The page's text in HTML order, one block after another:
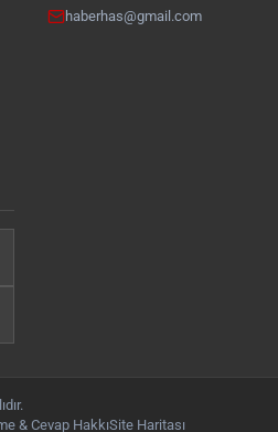
haberhas@gmail.com
& Cevap HakkıSite Haritası